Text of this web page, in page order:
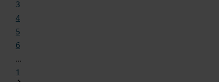
3
4
5
6
...
1